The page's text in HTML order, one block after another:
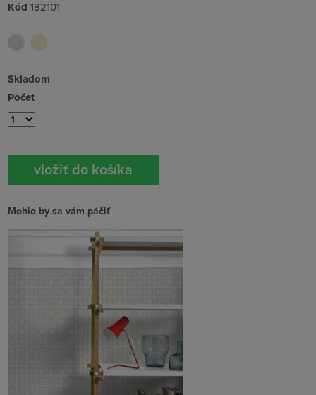
Kód 182101
Skladom
Počet
Mohlo by sa vám páčiť